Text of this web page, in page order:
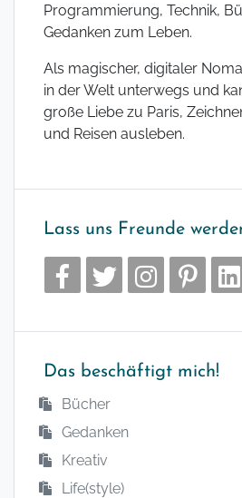
Programmierung, Technik,
Gedanken zum Leben.
Als magischer, digitaler
in der Welt unterwegs und
große Liebe zu Paris,
und Reisen ausleben.
Lass uns Freunde
Das beschäftigt mich!
Bücher
Gedanken
Kreativ
Life(style)